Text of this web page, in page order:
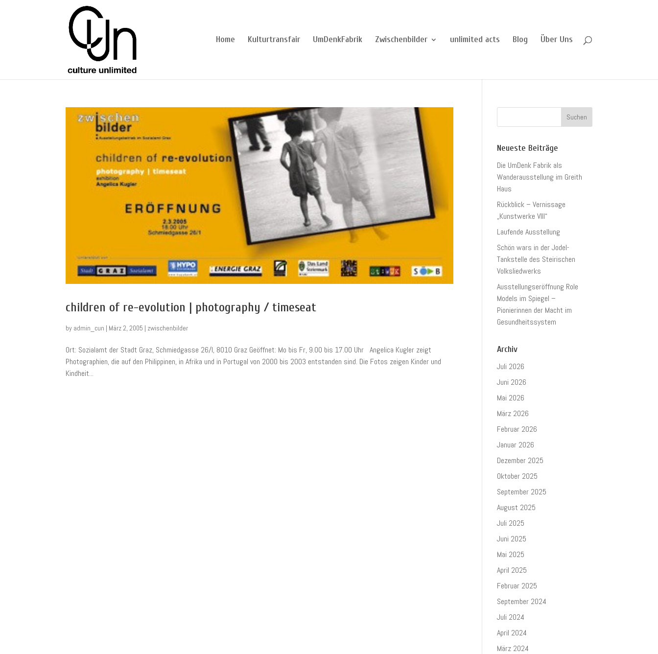
Home Kulturtransfair UmDenkFabrik Zwischenbilder unlimited acts Blog Über Uns
children of re-evolution | photography / timeseat
by admin_cun | März 2, 2005 | zwischenbilder
Ort: Sozialamt der Stadt Graz, Schmiedgasse 26/I, 8010 Graz Geöffnet: Mo bis Fr, 9.00 bis 17.00 Uhr Angelica Kugler zeigt
Photographien, die auf den Philippinen, in Afrika und in Portugal von 2000 bis 2003 entstanden sind. Die Fotos zeigen Kinder und
Kindheit...
Neueste Beiträge
Die UmDenk Fabrik als
Wanderausstellung im Greith
Haus
Rückblick – Vernissage
„Kunstwerke VIII“
Laufende Ausstellung
Schön wars in der Jodel-
Tankstelle des Steirischen
Volksliedwerks
Ausstellungseröffnung Role
Models im Spiegel –
Pionierinnen der Macht im
Gesundheitssystem
Archiv
Juli 2026
Juni 2026
Mai 2026
März 2026
Februar 2026
Januar 2026
Dezember 2025
Oktober 2025
September 2025
August 2025
Juli 2025
Juni 2025
Mai 2025
April 2025
Februar 2025
September 2024
Juli 2024
April 2024
März 2024